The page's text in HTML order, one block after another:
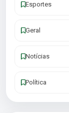
Esportes
Geral
Notícias
Política